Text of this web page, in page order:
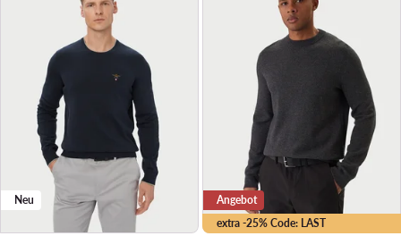
Neu
extra -25% Code: LAST
Angebot